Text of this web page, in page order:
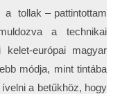
tollak – pattintottam
a technikai
kelet-európai magyar
módja, mint tintába
a betűkhöz, hogy